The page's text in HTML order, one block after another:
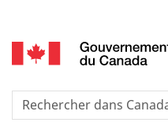
selection
Recherche